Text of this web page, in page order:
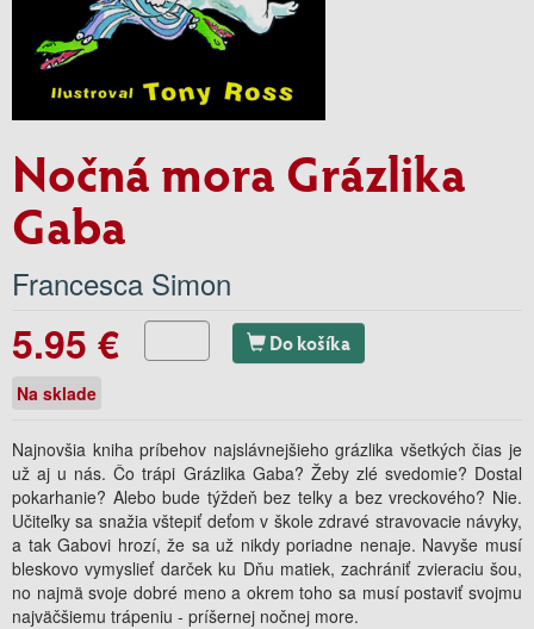
Nočná mora Grázlika
Gaba
Francesca Simon
5.95 € Do košíka
Na sklade
Najnovšia kniha príbehov najslávnejšieho grázlika všetkých čias je
už aj u nás. Čo trápi Grázlika Gaba? Žeby zlé svedomie? Dostal
pokarhanie? Alebo bude týždeň bez telky a bez vreckového? Nie.
Učiteľky sa snažia vštepiť deťom v škole zdravé stravovacie návyky,
a tak Gabovi hrozí, že sa už nikdy poriadne nenaje. Navyše musí
bleskovo vymyslieť darček ku Dňu matiek, zachrániť zvieraciu šou,
no najmä svoje dobré meno a okrem toho sa musí postaviť svojmu
najväčšiemu trápeniu - príšernej nočnej more.